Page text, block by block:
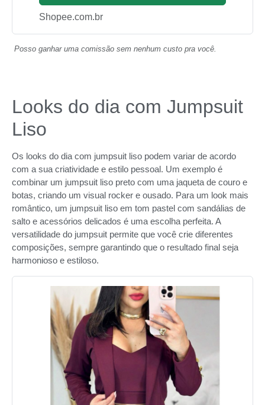
Shopee.com.br
Posso ganhar uma comissão sem nenhum custo pra você.
Looks do dia com Jumpsuit
Liso
Os looks do dia com jumpsuit liso podem variar de acordo
com a sua criatividade e estilo pessoal. Um exemplo é
combinar um jumpsuit liso preto com uma jaqueta de couro e
botas, criando um visual rocker e ousado. Para um look mais
romântico, um jumpsuit liso em tom pastel com sandálias de
salto e acessórios delicados é uma escolha perfeita. A
versatilidade do jumpsuit permite que você crie diferentes
composições, sempre garantindo que o resultado final seja
harmonioso e estiloso.